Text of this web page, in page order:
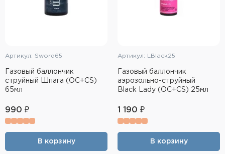
Артикул: Sword65
Газовый баллончик
струйный Шпага (OC+CS)
65мл
990 ₽
В корзину
Артикул: LBlack25
Газовый баллончик
аэрозольно-струйный
Black Lady (OC+CS) 25мл
1 190 ₽
В корзину